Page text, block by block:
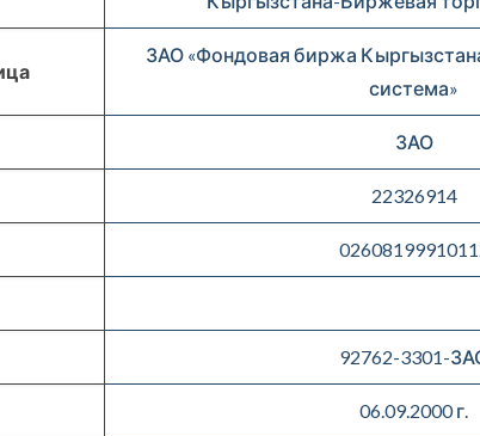
ЗАО «Фондовая биржа
система»
ЗАО
22326914
92762-3301-
06.09.2000 г.